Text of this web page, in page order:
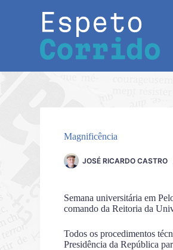
Magnificência
JOSÉ RICARDO CASTRO
Semana universitária em
comando da Reitoria da
Todos os procedimentos
Presidência da República